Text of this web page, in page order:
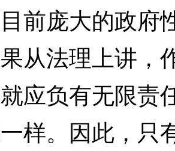
前庞大的政府
从法理上讲，
应负有无限责
样。因此，只